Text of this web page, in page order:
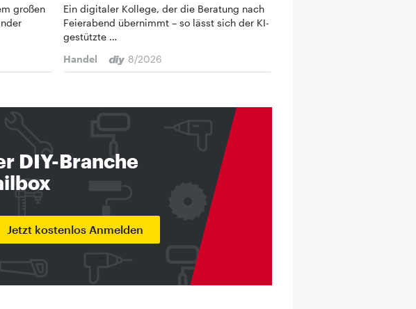
großen
Ein digitaler Kollege, der die Beratung nach
Feierabend übernimmt – so lässt sich der KI-
gestützte …
Handel
8/2026
DIY-Branche
Jetzt kostenlos Anmelden